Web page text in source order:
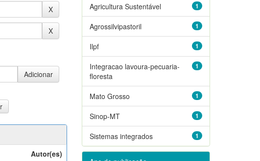
Autor(es)
1
Agricultura Sustentável
1
Agrossilvipastoril
1
Ilpf
1
Integracao lavoura-pecuaria-
floresta
1
Mato Grosso
1
Sinop-MT
1
Sistemas integrados